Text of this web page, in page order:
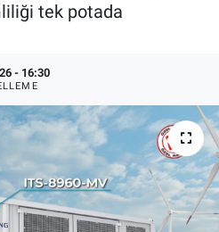
tek potada
- 16:30